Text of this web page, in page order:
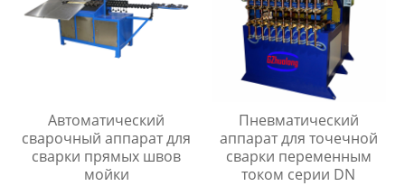
Автоматический
сварочный аппарат для
сварки прямых швов
мойки
Пневматический
аппарат для точечной
сварки переменным
током серии DN